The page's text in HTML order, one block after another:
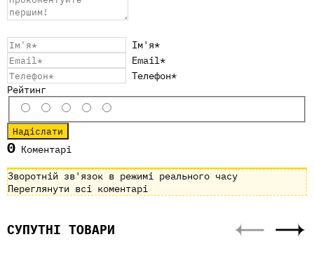
Ім'я*
Email*
Телефон*
Рейтинг
0 Коментарі
Зворотній зв'язок в режимі реального часу
Переглянути всі коментарі
СУПУТНІ ТОВАРИ